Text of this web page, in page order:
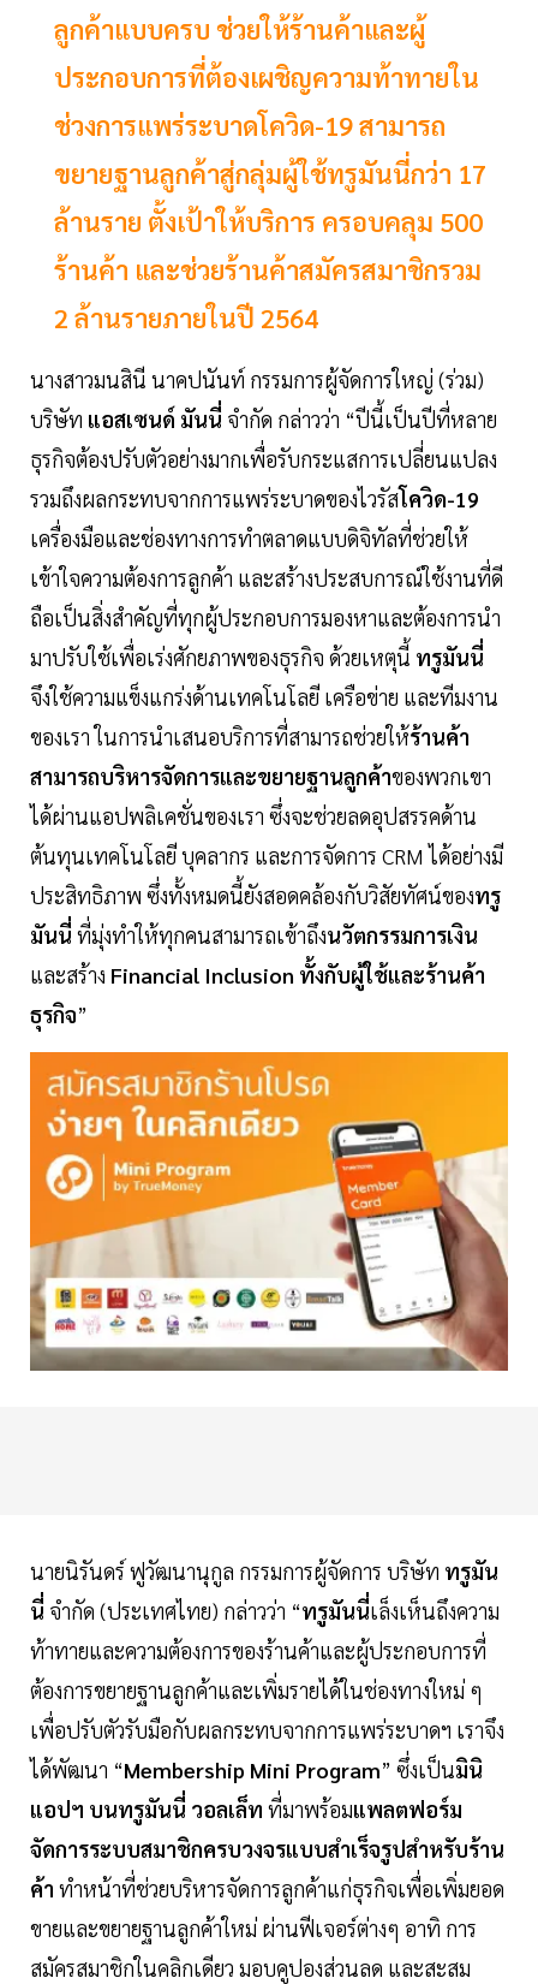
ลูกค้าแบบครบ ช่วยให้ร้านค้าและผู้
ประกอบการที่ต้องเผชิญความท้าทายใน
ช่วงการแพร่ระบาดโควิด-19 สามารถ
ขยายฐานลูกค้าสู่กลุ่มผู้ใช้ทรูมันนี่กว่า 17
ล้านราย ตั้งเป้าให้บริการ ครอบคลุม 500
ร้านค้า และช่วยร้านค้าสมัครสมาชิกรวม
2 ล้านรายภายในปี 2564
นางสาวมนสินี นาคปนันท์ กรรมการผู้จัดการใหญ่ (ร่วม)
บริษัท แอสเซนด์ มันนี่ จำกัด กล่าวว่า “ปีนี้เป็นปีที่หลาย
ธุรกิจต้องปรับตัวอย่างมากเพื่อรับกระแสการเปลี่ยนแปลง
รวมถึงผลกระทบจากการแพร่ระบาดของไวรัสโควิด-19
เครื่องมือและช่องทางการทำตลาดแบบดิจิทัลที่ช่วยให้
เข้าใจความต้องการลูกค้า และสร้างประสบการณ์ใช้งานที่ดี
ถือเป็นสิ่งสำคัญที่ทุกผู้ประกอบการมองหาและต้องการนำ
มาปรับใช้เพื่อเร่งศักยภาพของธุรกิจ ด้วยเหตุนี้ ทรูมันนี่
จึงใช้ความแข็งแกร่งด้านเทคโนโลยี เครือข่าย และทีมงาน
ของเรา ในการนำเสนอบริการที่สามารถช่วยให้ร้านค้า
สามารถบริหารจัดการและขยายฐานลูกค้าของพวกเขา
ได้ผ่านแอปพลิเคชั่นของเรา ซึ่งจะช่วยลดอุปสรรคด้าน
ต้นทุนเทคโนโลยี บุคลากร และการจัดการ CRM ได้อย่างมี
ประสิทธิภาพ ซึ่งทั้งหมดนี้ยังสอดคล้องกับวิสัยทัศน์ของทรู
มันนี่ ที่มุ่งทำให้ทุกคนสามารถเข้าถึงนวัตกรรมการเงิน
และสร้าง Financial Inclusion ทั้งกับผู้ใช้และร้านค้า
ธุรกิจ”
นายนิรันดร์ ฟูวัฒนานุกูล กรรมการผู้จัดการ บริษัท ทรูมัน
นี่ จำกัด (ประเทศไทย) กล่าวว่า “ทรูมันนี่เล็งเห็นถึงความ
ท้าทายและความต้องการของร้านค้าและผู้ประกอบการที่
ต้องการขยายฐานลูกค้าและเพิ่มรายได้ในช่องทางใหม่ ๆ
เพื่อปรับตัวรับมือกับผลกระทบจากการแพร่ระบาดฯ เราจึง
ได้พัฒนา “Membership Mini Program” ซึ่งเป็นมินิ
แอปฯ บนทรูมันนี่ วอลเล็ท ที่มาพร้อมแพลตฟอร์ม
จัดการระบบสมาชิกครบวงจรแบบสำเร็จรูปสำหรับร้าน
ค้า ทำหน้าที่ช่วยบริหารจัดการลูกค้าแก่ธุรกิจเพื่อเพิ่มยอด
ขายและขยายฐานลูกค้าใหม่ ผ่านฟีเจอร์ต่างๆ อาทิ การ
สมัครสมาชิกในคลิกเดียว มอบคูปองส่วนลด และสะสม